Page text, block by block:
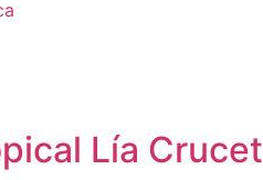
Lía Crucet